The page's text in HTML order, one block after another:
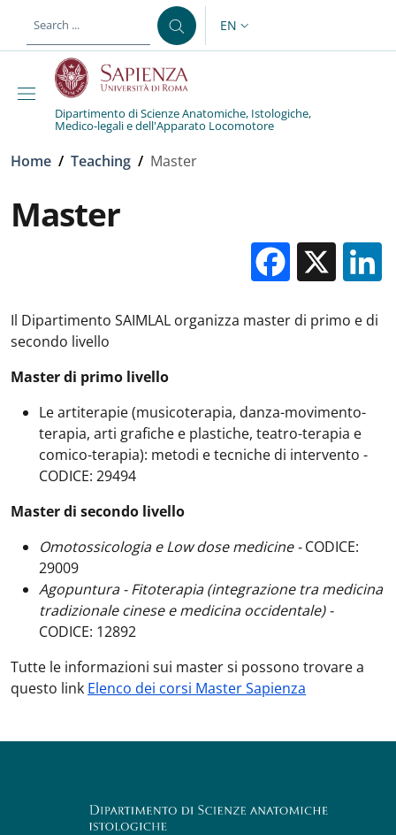
LANGUAGE SWITCHER:
EN
Dipartimento di Scienze Anatomiche, Istologiche,
Medico-legali e dell'Apparato Locomotore
Breadcrumb
Home / Teaching / Master
Master
X
Il Dipartimento SAIMLAL organizza master di primo e di
secondo livello
Master di primo livello
Le artiterapie (musicoterapia, danza-movimento-
terapia, arti grafiche e plastiche, teatro-terapia e
comico-terapia): metodi e tecniche di intervento -
CODICE: 29494
Master di secondo livello
Omotossicologia e Low dose medicine -CODICE:
29009
Agopuntura - Fitoterapia (integrazione tra medicina
tradizionale cinese e medicina occidentale) -
CODICE: 12892
Tutte le informazioni sui master si possono trovare a
questo link Elenco dei corsi Master Sapienza